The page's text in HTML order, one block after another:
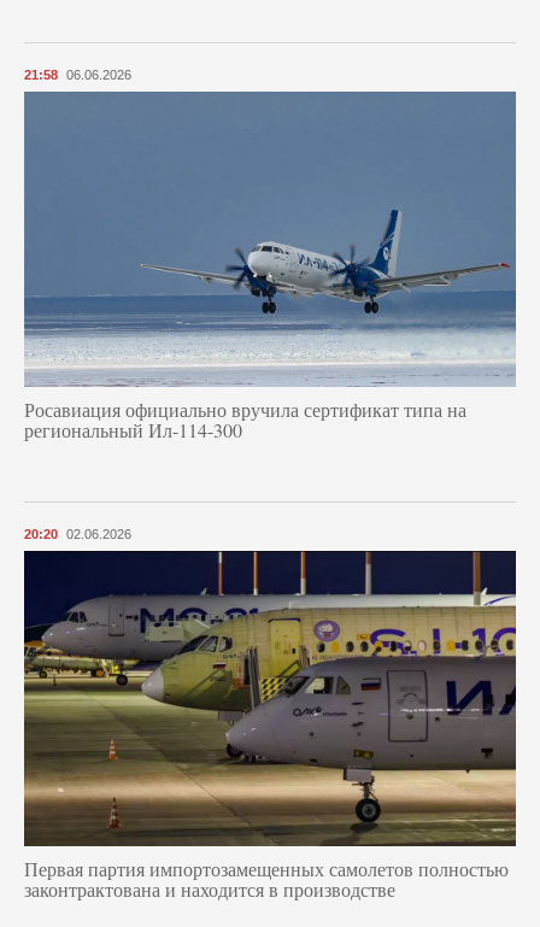
21:58 06.06.2026
Росавиация официально вручила сертификат типа на
региональный Ил-114-300
20:20 02.06.2026
Первая партия импортозамещенных самолетов полностью
законтрактована и находится в производстве